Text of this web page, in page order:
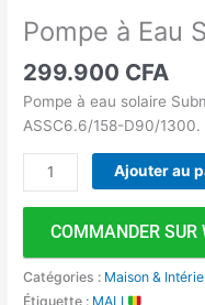
Pompe à Eau
299.900 CFA
Pompe à eau solaire
ASSC6.6/158-D90/1300.
Ajouter au
COMMANDER SUR
Catégories : Maison &
Étiquette : MALI